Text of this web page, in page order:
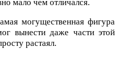
мало чем отличался.
могущественная фигура
вынести даже части этой
растаял.